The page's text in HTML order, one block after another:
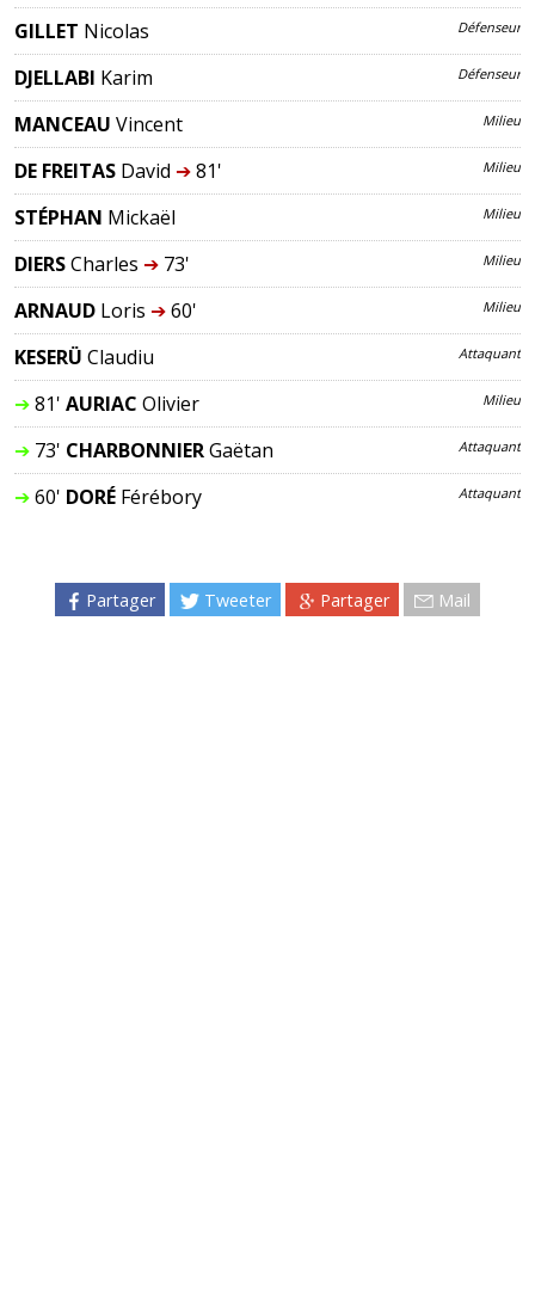
GILLET Nicolas Défenseur
DJELLABI Karim Défenseur
MANCEAU Vincent Milieu
DE FREITAS David ➔81' Milieu
STÉPHAN Mickaël Milieu
DIERSCharles ➔73' Milieu
ARNAUD Loris ➔60' Milieu
KESERÜ Claudiu Attaquant
➔81' AURIAC Olivier Milieu
➔73' CHARBONNIERGaëtan Attaquant
➔60' DORÉ Férébory Attaquant
Partager Tweeter Partager Mail